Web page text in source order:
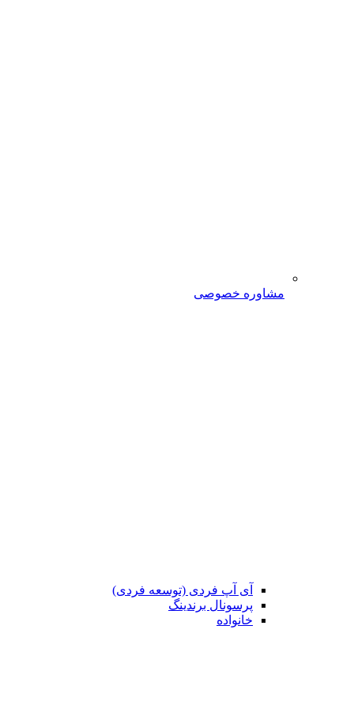
مشاوره خصوصی
آی آپ فردی (توسعه فردی)
پرسونال برندینگ
خانواده